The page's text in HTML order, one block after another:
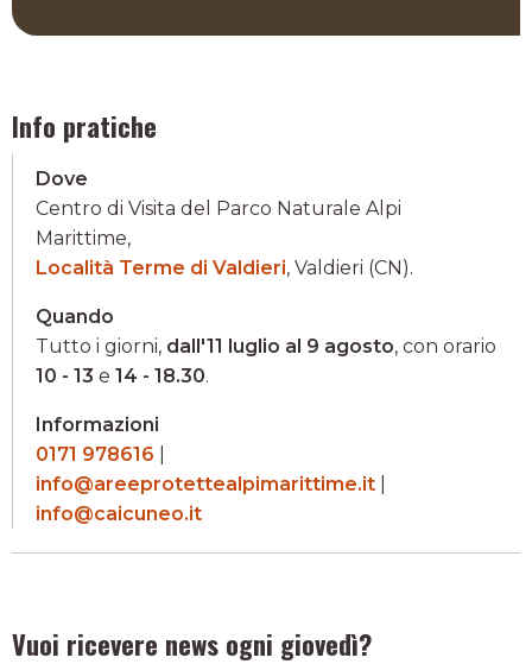
Info pratiche
Dove
Centro di Visita del Parco Naturale Alpi
Marittime,
Località Terme di Valdieri, Valdieri (CN).
Quando
Tutto i giorni, dall'11 luglio al 9 agosto, con orario
10 - 13 e 14 - 18.30.
Informazioni
0171 978616
info@areeprotettealpimarittime.it
info@caicuneo.it
Vuoi ricevere news ogni giovedì?